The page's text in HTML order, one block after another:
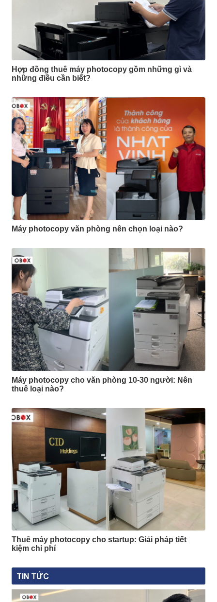
TIN TỨC
Hợp đồng thuê máy photocopy gồm những gì và
những điều cần biết?
Máy photocopy văn phòng nên chọn loại nào?
Máy photocopy cho văn phòng 10-30 người: Nên
thuê loại nào?
Thuê máy photocopy cho startup: Giải pháp tiết
kiệm chi phí